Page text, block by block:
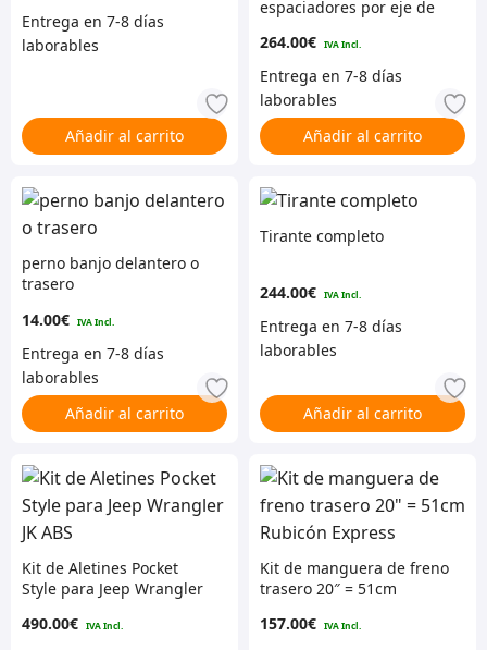
Añadir al carrito
espaciadores por eje de
264.00€
Añadir al carrito
perno banjo delantero o
trasero
14.00€
Añadir al carrito
Tirante completo
244.00€
Añadir al carrito
Kit de Aletines Pocket
Style para Jeep Wrangler
490.00€
Kit de manguera de freno
trasero 20″ = 51cm
157.00€
CONSIGUE 5% DE DESCUENTO
EN TU COMPRA
Regístrate para recibir el descuento.
Email
¡Regístrame!
NO, GRACIAS